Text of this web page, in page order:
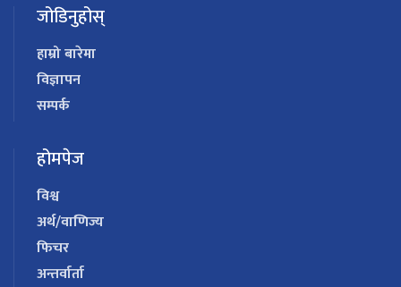
जोडिनुहोस्
हाम्रो बारेमा
विज्ञापन
सम्पर्क
होमपेज
विश्व
अर्थ/वाणिज्य
फिचर
अन्तर्वार्ता